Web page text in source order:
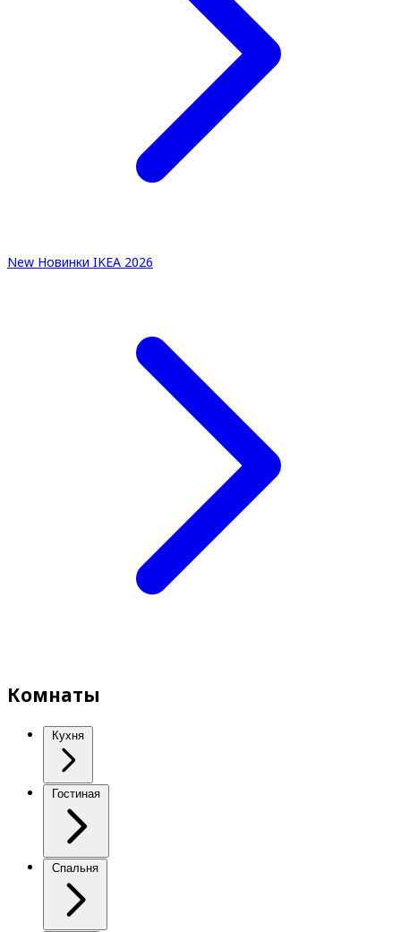
New Новинки IKEA 2026
Комнаты
Кухня
Гостиная
Спальня